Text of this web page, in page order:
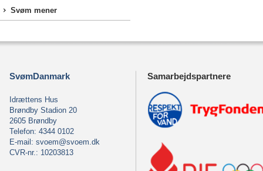
Svøm mener
SvømDanmark
Idrættens Hus
Brøndby Stadion 20
2605 Brøndby
Telefon: 4344 0102
E-mail: svoem@svoem.dk
CVR-nr.: 10203813
Samarbejdspartnere